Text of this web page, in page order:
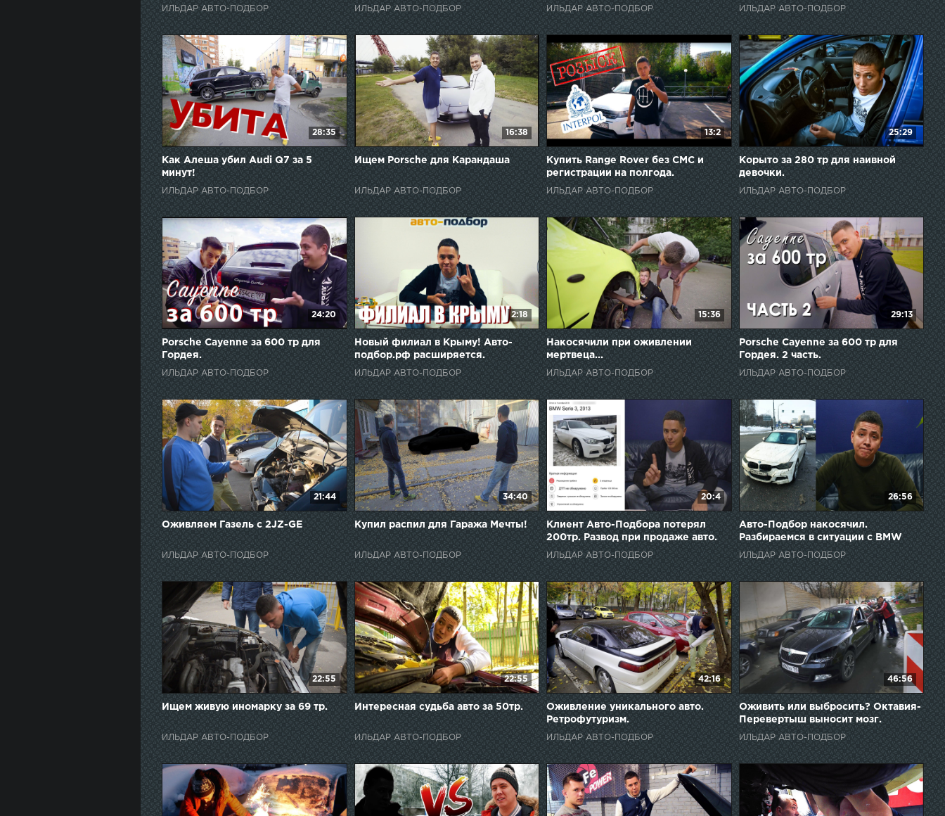
ИЛЬДАР АВТО-ПОДБОР
Audi Q7 abandoned for 3 years
ИЛЬДАР АВТО-ПОДБОР ИЛЬДАР АВТО-ПОДБОР ИЛЬДАР АВТО-ПОДБОР
28:35
Как Алеша убил Audi Q7 за 5
минут!
ИЛЬДАР АВТО-ПОДБОР
16:38
Ищем Porsche для Карандаша
ИЛЬДАР АВТО-ПОДБОР
13:2
Купить Range Rover без СМС и
регистрации на полгода.
ИЛЬДАР АВТО-ПОДБОР
25:29
Корыто за 280 тр для наивной
девочки.
ИЛЬДАР АВТО-ПОДБОР
24:20
Porsche Cayenne за 600 тр для
Гордея.
ИЛЬДАР АВТО-ПОДБОР
2:18
Новый филиал в Крыму! Авто-
подбор.рф расширяется.
ИЛЬДАР АВТО-ПОДБОР
15:36
Накосячили при оживлении
мертвеца...
ИЛЬДАР АВТО-ПОДБОР
29:13
Porsche Cayenne за 600 тр для
Гордея. 2 часть.
ИЛЬДАР АВТО-ПОДБОР
21:44
Оживляем Газель с 2JZ-GE
ИЛЬДАР АВТО-ПОДБОР
34:40
Купил распил для Гаража Мечты!
ИЛЬДАР АВТО-ПОДБОР
20:4
Клиент Авто-Подбора потерял
200тр. Развод при продаже авто.
ИЛЬДАР АВТО-ПОДБОР
26:56
Авто-Подбор накосячил.
Разбираемся в ситуации с BMW
f30.
ИЛЬДАР АВТО-ПОДБОР
22:55
Ищем живую иномарку за 69 тр.
ИЛЬДАР АВТО-ПОДБОР
22:55
Интересная судьба авто за 50тр.
ИЛЬДАР АВТО-ПОДБОР
42:16
Оживление уникального авто.
Ретрофутуризм.
ИЛЬДАР АВТО-ПОДБОР
46:56
Оживить или выбросить? Октавия-
Перевертыш выносит мозг.
ИЛЬДАР АВТО-ПОДБОР